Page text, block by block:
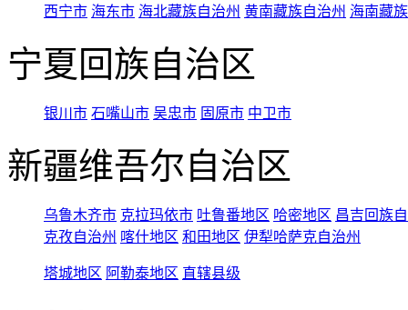
西宁市 海东市 海北藏族自治州 黄南藏族自治州 海南藏
宁夏回族自治区
银川市 石嘴山市 吴忠市 固原市 中卫市
新疆维吾尔自治区
乌鲁木齐市 克拉玛依市 吐鲁番地区 哈密地区 昌吉回族
克孜自治州 喀什地区 和田地区 伊犁哈萨克自治州
塔城地区 阿勒泰地区 直辖县级